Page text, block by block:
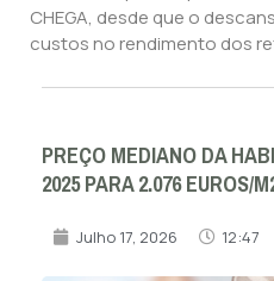
CHEGA, desde que o
custos no rendimento dos
PREÇO MEDIANO DA
2025 PARA 2.076 EUROS/
Julho 17, 2026 12:47